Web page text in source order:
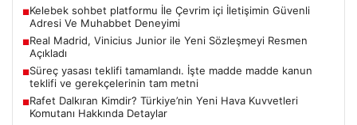
■Kelebek sohbet platformu İle Çevrim içi İletişimin Güvenli
Adresi Ve Muhabbet Deneyimi
■Real Madrid, Vinicius Junior ile Yeni Sözleşmeyi Resmen
Açıkladı
■Süreç yasası teklifi tamamlandı. İşte madde madde kanun
teklifi ve gerekçelerinin tam metni
■Rafet Dalkıran Kimdir? Türkiye’nin Yeni Hava Kuvvetleri
Komutanı Hakkında Detaylar